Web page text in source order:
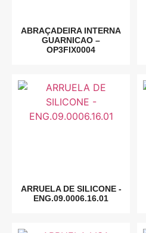
ABRAÇADEIRA INTERNA
GUARNICAO –
OP3FIX0004
ARRUELA DE SILICONE -
ENG.09.0006.16.01